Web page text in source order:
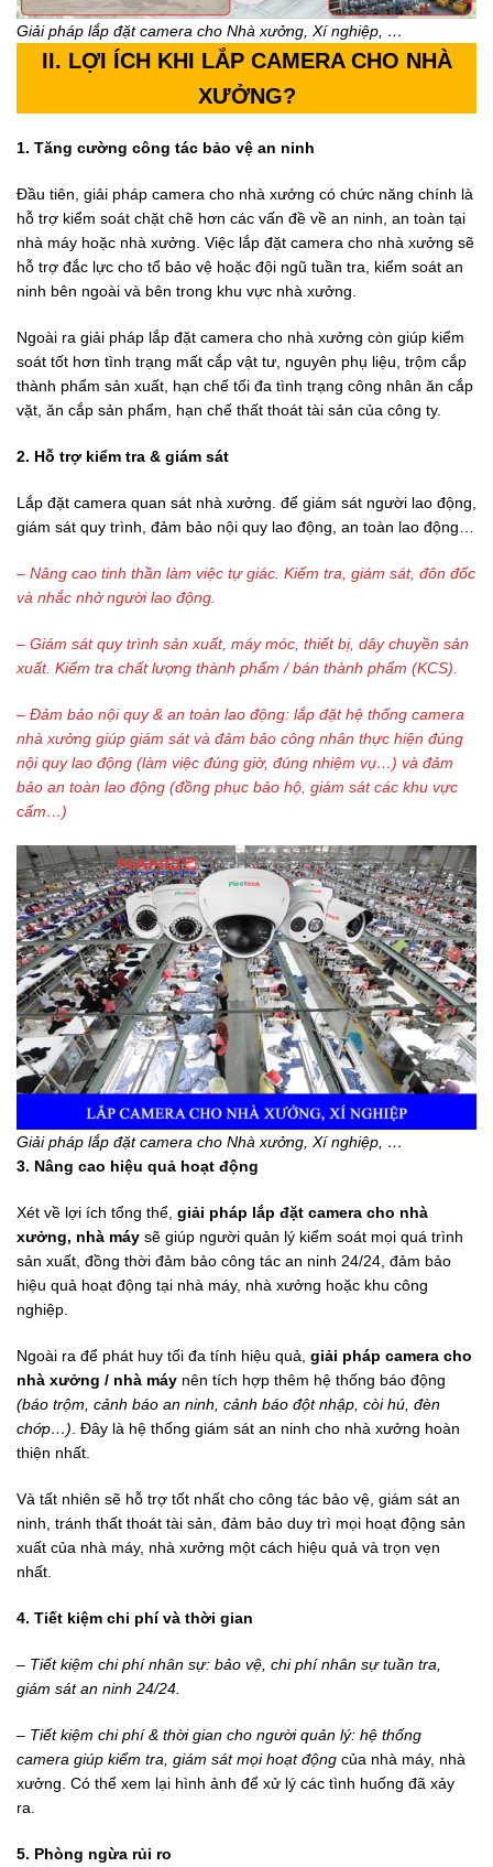
Giải pháp lắp đặt camera cho Nhà xưởng, Xí nghiệp, …
II. LỢI ÍCH KHI LẮP CAMERA CHO NHÀ
XƯỞNG?
1. Tăng cường công tác bảo vệ an ninh
Đầu tiên, giải pháp camera cho nhà xưởng có chức năng chính là
hỗ trợ kiểm soát chặt chẽ hơn các vấn đề về an ninh, an toàn tại
nhà máy hoặc nhà xưởng. Việc lắp đặt camera cho nhà xưởng sẽ
hỗ trợ đắc lực cho tổ bảo vệ hoặc đội ngũ tuần tra, kiểm soát an
ninh bên ngoài và bên trong khu vực nhà xưởng.
Ngoài ra giải pháp lắp đặt camera cho nhà xưởng còn giúp kiểm
soát tốt hơn tình trạng mất cắp vật tư, nguyên phụ liệu, trộm cắp
thành phẩm sản xuất, hạn chế tối đa tình trạng công nhân ăn cắp
vặt, ăn cắp sản phẩm, hạn chế thất thoát tài sản của công ty.
2. Hỗ trợ kiểm tra & giám sát
Lắp đặt camera quan sát nhà xưởng. để giám sát người lao động,
giám sát quy trình, đảm bảo nội quy lao động, an toàn lao động…
– Nâng cao tinh thần làm việc tự giác. Kiểm tra, giám sát, đôn đốc
và nhắc nhở người lao động.
– Giám sát quy trình sản xuất, máy móc, thiết bị, dây chuyền sản
xuất. Kiểm tra chất lượng thành phẩm / bán thành phẩm (KCS).
– Đảm bảo nội quy & an toàn lao động: lắp đặt hệ thống camera
nhà xưởng giúp giám sát và đảm bảo công nhân thực hiện đúng
nội quy lao động (làm việc đúng giờ, đúng nhiệm vụ…) và đảm
bảo an toàn lao động (đồng phục bảo hộ, giám sát các khu vực
cấm…)
Giải pháp lắp đặt camera cho Nhà xưởng, Xí nghiệp, …
3. Nâng cao hiệu quả hoạt động
Xét về lợi ích tổng thể, giải pháp lắp đặt camera cho nhà
xưởng, nhà máy sẽ giúp người quản lý kiểm soát mọi quá trình
sản xuất, đồng thời đảm bảo công tác an ninh 24/24, đảm bảo
hiệu quả hoạt động tại nhà máy, nhà xưởng hoặc khu công
nghiệp.
Ngoài ra để phát huy tối đa tính hiệu quả, giải pháp camera cho
nhà xưởng / nhà máy nên tích hợp thêm hệ thống báo động
(báo trộm, cảnh báo an ninh, cảnh báo đột nhập, còi hú, đèn
chớp…) . Đây là hệ thống giám sát an ninh cho nhà xưởng hoàn
thiện nhất.
Và tất nhiên sẽ hỗ trợ tốt nhất cho công tác bảo vệ, giám sát an
ninh, tránh thất thoát tài sản, đảm bảo duy trì mọi hoạt động sản
xuất của nhà máy, nhà xưởng một cách hiệu quả và trọn vẹn
nhất.
4. Tiết kiệm chi phí và thời gian
– Tiếtkiệm chi phí nhân sự: bảo vệ, chi phí nhân sự tuần tra,
giám sát an ninh 24/24.
– Tiếtkiệm chi phí & thời gian cho người quản lý: hệ thống
camera giúp kiểm tra, giám sát mọi hoạt động của nhà máy, nhà
xưởng. Có thể xem lại hình ảnh để xử lý các tình huống đã xảy
ra.
5. Phòng ngừa rủi ro